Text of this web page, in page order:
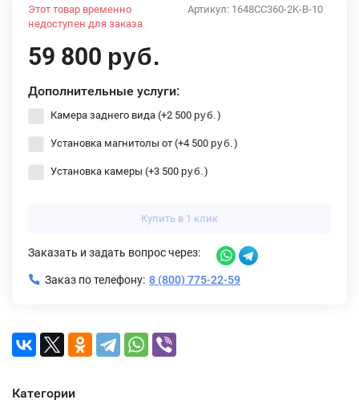
Артикул: 1648CC360-2K-B-10
Этот товар временно
недоступен для заказа
59 800 руб.
Дополнительные услуги:
Камера заднего вида (+2 500 руб. )
Установка магнитолы от (+4 500 руб. )
Установка камеры (+3 500 руб. )
Купить в 1 клик
Заказать и задать вопрос через:
Заказ по телефону: 8 (800) 775-22-59
Категории